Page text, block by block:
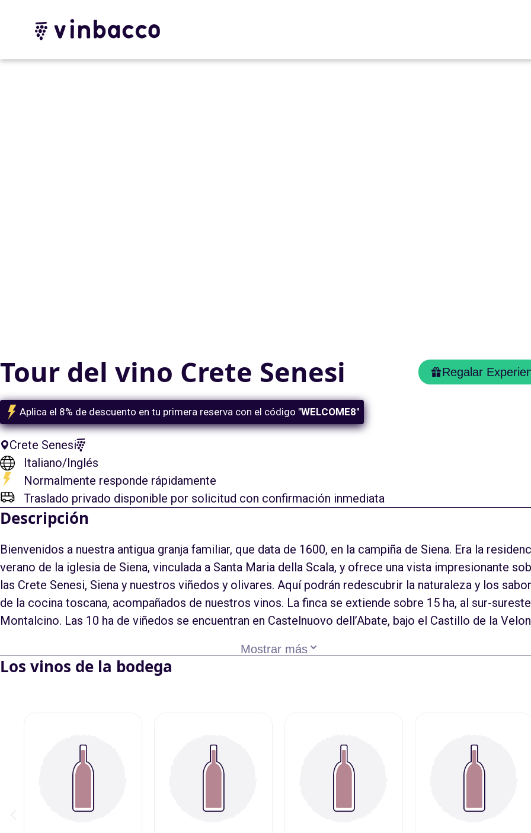
Tour del vino Crete Senesi Regalar
Aplica el 8% de descuento en tu primera reserva con el código "WELCOME8"
Crete Senesi
Italiano/Inglés
Normalmente responde rápidamente
Traslado privado disponible por solicitud con confirmación inmediata
Descripción
Bienvenidos a nuestra antigua granja familiar, que data de 1600, en la campiña de Siena. Era la
verano de la iglesia de Siena, vinculada a Santa Maria della Scala, y ofrece una vista impresionante
las Crete Senesi, Siena y nuestros viñedos y olivares. Aquí podrán redescubrir la naturaleza y los
de la cocina toscana, acompañados de nuestros vinos. La finca se extiende sobre 15 ha, al sur-
Montalcino. Las 10 ha de viñedos se encuentran en Castelnuovo dell’Abate, bajo el Castillo de la
hectárea. Las uvas se seleccionan manualmente y se vinifican por separado. La fermentación es
espontánea, con levaduras autóctonas y controles analíticos. Nuestros vinos maduran en barricas de
Mostrar más
Los vinos de la bodega